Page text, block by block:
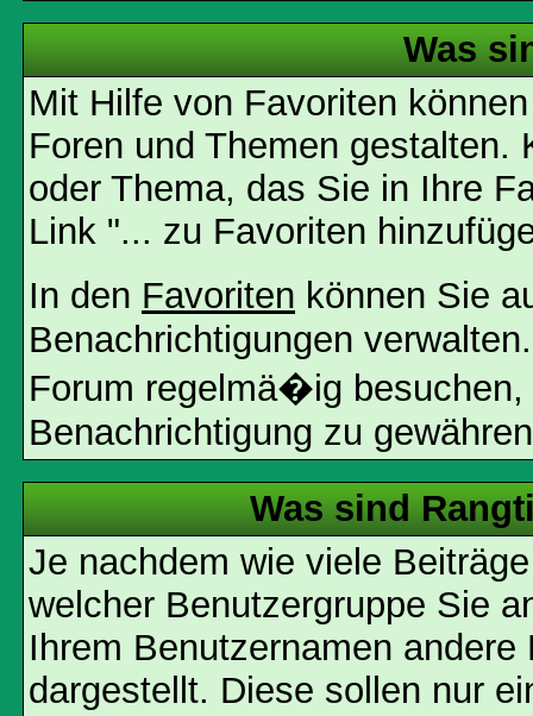
Was
Mit Hilfe von Favoriten
Foren und Themen
oder Thema, das Sie in Ihre
Link "... zu Favoriten
In den Favoriten können Sie
Benachrichtigungen
Forum regelmä�ig
Benachrichtigung zu
Was sind
Je nachdem wie viele
welcher Benutzergruppe Sie
Ihrem Benutzernamen
dargestellt. Diese sollen nur